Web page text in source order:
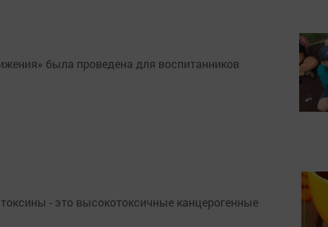
была проведена для воспитанников
- это высокотоксичные канцерогенные